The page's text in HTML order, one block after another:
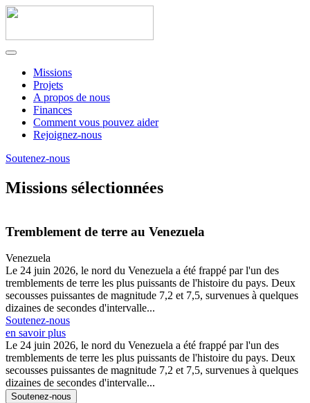
Missions
Projets
A propos de nous
Finances
Comment vous pouvez aider
Rejoignez-nous
Soutenez-nous
Missions sélectionnées
Tremblement de terre au Venezuela
Venezuela
Le 24 juin 2026, le nord du Venezuela a été frappé par l'un des
tremblements de terre les plus puissants de l'histoire du pays. Deux
secousses puissantes de magnitude 7,2 et 7,5, survenues à quelques
dizaines de secondes d'intervalle...
Soutenez-nous
en savoir plus
Le 24 juin 2026, le nord du Venezuela a été frappé par l'un des
tremblements de terre les plus puissants de l'histoire du pays. Deux
secousses puissantes de magnitude 7,2 et 7,5, survenues à quelques
dizaines de secondes d'intervalle...
Soutenez-nous